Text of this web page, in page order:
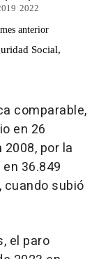
comparable,
en 26
por la
36.849
cuando subió
el paro